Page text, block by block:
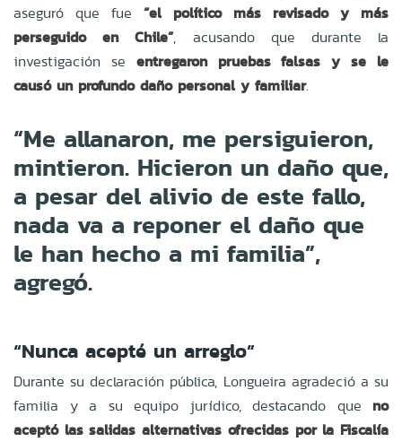
aseguró que fue “el político más revisado y más
perseguido en Chile”, acusando que durante la
investigación se entregaron pruebas falsas y se le
causó un profundo daño personal y familiar.
“Me allanaron, me persiguieron,
mintieron. Hicieron un daño que,
a pesar del alivio de este fallo,
nada va a reponer el daño que
le han hecho a mi familia”,
agregó.
“Nunca acepté un arreglo”
Durante su declaración pública, Longueira agradeció a su
familia y a su equipo jurídico, destacando que no
aceptó las salidas alternativas ofrecidas por la Fiscalía